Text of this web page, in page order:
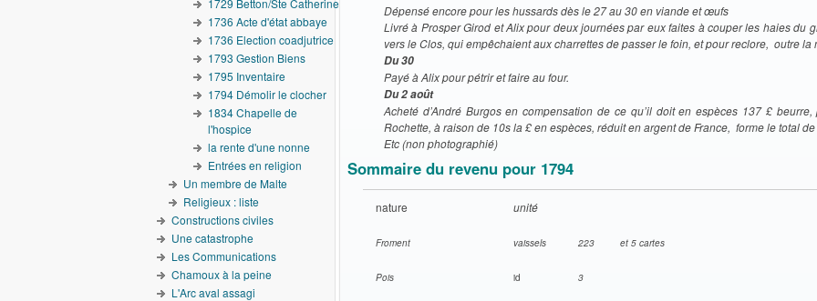
Dépensé encore pour les hussards dès le 27 au 30 en viande et œufs
Livré à Prosper Girod et Alix pour deux journées par eux faites à couper les haies du
vers le Clos, qui empêchaient aux charrettes de passer le foin, et pour reclore, outre la
Du 30
Payé à Alix pour pétrir et faire au four.
Du 2 août
Acheté d’André Burgos en compensation de ce qu’il doit en espèces 137 £
Rochette, à raison de 10s la £ en espèces, réduit en argent de France, forme le total de
Etc (non photographié)
Sommaire du revenu pour 1794
nature unité
Froment vaissels 223 et 5 cartes
Pois id 3
1736 Acte d'état abbaye
1736 Election coadjutrice
1793 Gestion Biens
1795 Inventaire
1794 Démolir le clocher
1834 Chapelle de
l'hospice
la rente d'une nonne
Entrées en religion
Un membre de Malte
Religieux : liste
Constructions civiles
Une catastrophe
Les Communications
Chamoux à la peine
L'Arc aval assagi